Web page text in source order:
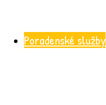
Poradenské služby